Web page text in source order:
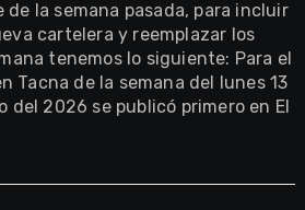
la semana pasada, para incluir
cartelera y reemplazar los
tenemos lo siguiente: Para el
Tacna de la semana del lunes 13
del 2026 se publicó primero en El